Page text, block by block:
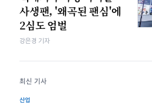
사생팬, '왜곡된 팬심'에
2심도 엄벌
강은경 기자
최신 기사
산업